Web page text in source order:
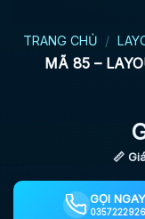
TRANG CHỦ /
MÃ 85 –
📏
GỌI NGAY
0357222926